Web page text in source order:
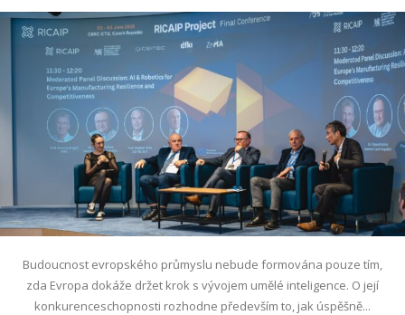
Budoucnost evropského průmyslu nebude formována pouze tím,
zda Evropa dokáže držet krok s vývojem umělé inteligence. O její
konkurenceschopnosti rozhodne především to, jak úspěšně...